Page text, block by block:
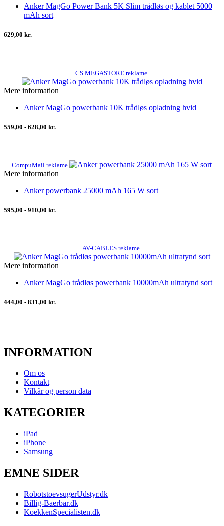
Anker MagGo Power Bank 5K Slim trådløs og kablet 5000
mAh sort
629,00 kr.
CS MEGASTORE reklame
Mere information
Anker MagGo powerbank 10K trådløs opladning hvid
559,00 - 628,00 kr.
CompuMail reklame
Mere information
Anker powerbank 25000 mAh 165 W sort
595,00 - 910,00 kr.
AV-CABLES reklame
Mere information
Anker MagGo trådløs powerbank 10000mAh ultratynd sort
444,00 - 831,00 kr.
INFORMATION
Om os
Kontakt
Vilkår og person data
KATEGORIER
iPad
iPhone
Samsung
EMNE SIDER
RobotstoevsugerUdstyr.dk
Billig-Baerbar.dk
KoekkenSpecialisten.dk